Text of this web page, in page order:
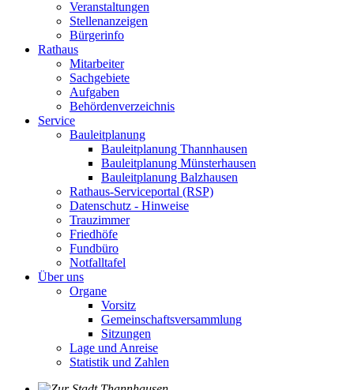
Veranstaltungen
Stellenanzeigen
Bürgerinfo
Rathaus
Mitarbeiter
Sachgebiete
Aufgaben
Behördenverzeichnis
Service
Bauleitplanung
Bauleitplanung Thannhausen
Bauleitplanung Münsterhausen
Bauleitplanung Balzhausen
Rathaus-Serviceportal (RSP)
Datenschutz - Hinweise
Trauzimmer
Friedhöfe
Fundbüro
Notfalltafel
Über uns
Organe
Vorsitz
Gemeinschaftsversammlung
Sitzungen
Lage und Anreise
Statistik und Zahlen